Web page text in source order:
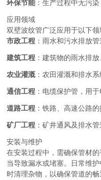
环保节能：生产过程中无污染
应用领域
双壁波纹管广泛应用于以下领
市政工程 ：雨水和污水排放
建筑工程 ：建筑物的雨水排
农业灌溉：农田灌溉和排水系
通信工程 ：电缆保护管，用
道路工程 ：铁路、高速公路的
矿厂工程 ：矿井通风及排水管
安装与维护
在安装过程中，需确保管材
当导致漏水或堵塞。日常维
时清理杂物，以确保管道的畅